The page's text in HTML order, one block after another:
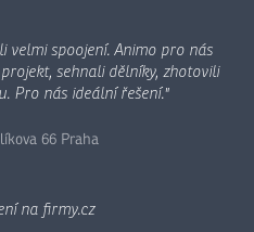
velmi spoojení. Animo pro nás
sehnali dělníky, zhotovili
Pro nás ideální řešení."
66 Praha